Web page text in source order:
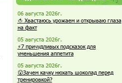
06 августа 2026г.
🍅 Хвастаюсь урожаем и открываю глаза
на факт
05 августа 2026г.
⚡7 причудливых подсказок для
уменьшения аппетита
05 августа 2026г.
😮Зачем качку нюхать шоколад перед
тренировкой?